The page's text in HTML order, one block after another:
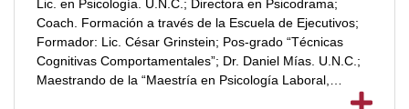
Lic. en Psicología. U.N.C.; Directora en Psicodrama;
Coach. Formación a través de la Escuela de Ejecutivos;
Formador: Lic. César Grinstein; Pos-grado “Técnicas
Cognitivas Comportamentales”; Dr. Daniel Mías. U.N.C.;
Maestrando de la “Maestría en Psicología Laboral,